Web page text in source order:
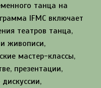
танца на
IFMC включает
театров танца,
живописи,
мастер-классы,
презентации,